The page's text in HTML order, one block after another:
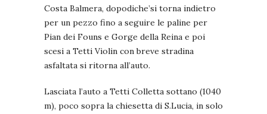
Costa Balmera, dopodiche’si torna indietro
per un pezzo fino a seguire le paline per
Pian dei Founs e Gorge della Reina e poi
scesi a Tetti Violin con breve stradina
asfaltata si ritorna all’auto.
Lasciata l’auto a Tetti Colletta sottano (1040
m), poco sopra la chiesetta di S.Lucia, in solo